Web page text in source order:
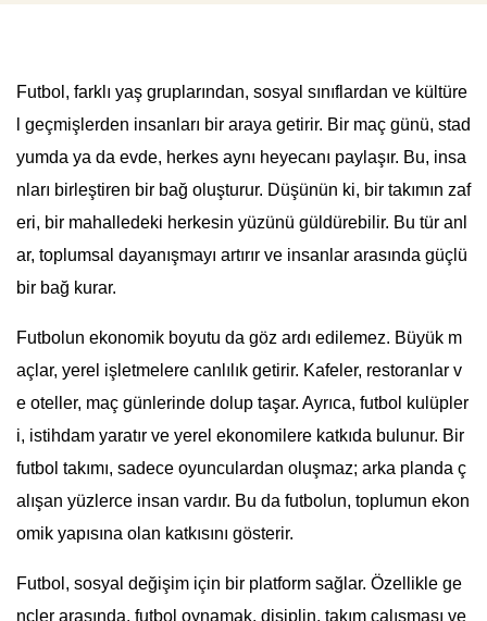
Futbol, farklı yaş gruplarından, sosyal sınıflardan ve kültüre
l geçmişlerden insanları bir araya getirir. Bir maç günü, stad
yumda ya da evde, herkes aynı heyecanı paylaşır. Bu, insa
nları birleştiren bir bağ oluşturur. Düşünün ki, bir takımın zaf
eri, bir mahalledeki herkesin yüzünü güldürebilir. Bu tür anl
ar, toplumsal dayanışmayı artırır ve insanlar arasında güçlü
bir bağ kurar.
Futbolun ekonomik boyutu da göz ardı edilemez. Büyük m
açlar, yerel işletmelere canlılık getirir. Kafeler, restoranlar v
e oteller, maç günlerinde dolup taşar. Ayrıca, futbol kulüpler
i, istihdam yaratır ve yerel ekonomilere katkıda bulunur. Bir
futbol takımı, sadece oyunculardan oluşmaz; arka planda ç
alışan yüzlerce insan vardır. Bu da futbolun, toplumun ekon
omik yapısına olan katkısını gösterir.
Futbol, sosyal değişim için bir platform sağlar. Özellikle ge
nçler arasında, futbol oynamak, disiplin, takım çalışması ve